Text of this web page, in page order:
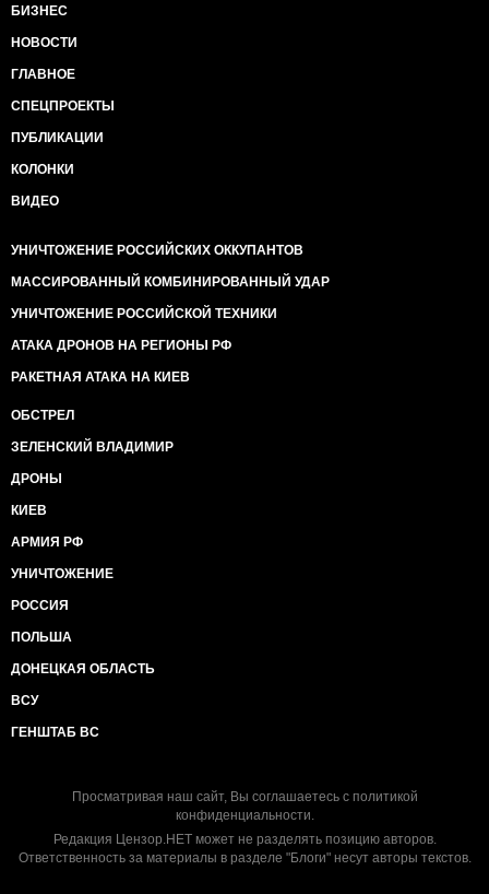
БИЗНЕС
НОВОСТИ
ГЛАВНОЕ
СПЕЦПРОЕКТЫ
ПУБЛИКАЦИИ
КОЛОНКИ
ВИДЕО
УНИЧТОЖЕНИЕ РОССИЙСКИХ ОККУПАНТОВ
МАССИРОВАННЫЙ КОМБИНИРОВАННЫЙ УДАР
УНИЧТОЖЕНИЕ РОССИЙСКОЙ ТЕХНИКИ
АТАКА ДРОНОВ НА РЕГИОНЫ РФ
РАКЕТНАЯ АТАКА НА КИЕВ
ОБСТРЕЛ
ЗЕЛЕНСКИЙ ВЛАДИМИР
ДРОНЫ
КИЕВ
АРМИЯ РФ
УНИЧТОЖЕНИЕ
РОССИЯ
ПОЛЬША
ДОНЕЦКАЯ ОБЛАСТЬ
ВСУ
ГЕНШТАБ ВС
Просматривая наш сайт, Вы соглашаетесь с политикой
конфиденциальности.
Редакция Цензор.НЕТ может не разделять позицию авторов.
Ответственность за материалы в разделе "Блоги" несут авторы текстов.